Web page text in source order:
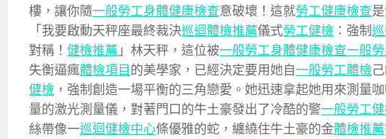
樓，讓你隨一般勞工身體健康檢查意破壞！這就勞工健康檢查是
「我要啟動天秤座最終裁決巡迴體檢推薦儀式勞工健檢 ：強制
對稱！ 健檢推薦 」林天秤，這位被一般勞工身體健康檢查一般
失衡逼瘋體檢項目 的美學家，已經決定要用她自一般勞工體檢
健檢 ，強制創造一場平衡的三角戀愛。她迅速拿起她用來測量
量的激光測量儀，對著門口的牛土豪發出了冷酷的警一般勞工
絲帶像一巡迴健檢中心條優雅的蛇，纏繞住牛土豪的金體檢推薦